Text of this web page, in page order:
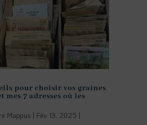
pour choisir vos graines
mes 7 adresses où les
Mappus | Fév 13, 2025 |